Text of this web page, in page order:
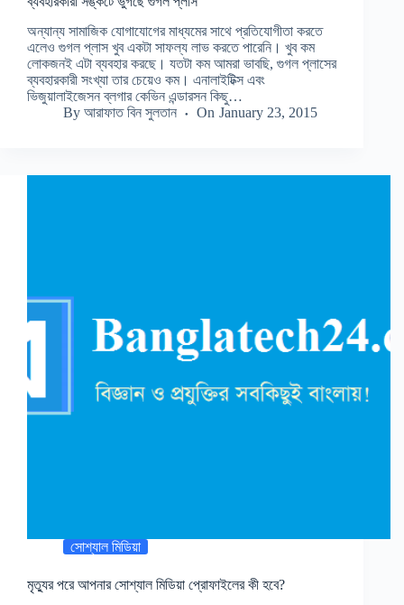
অন্যান্য সামাজিক যোগাযোগের মাধ্যমের সাথে প্রতিযোগীতা করতে
এলেও গুগল প্লাস খুব একটা সাফল্য লাভ করতে পারেনি। খুব কম
লোকজনই এটা ব্যবহার করছে। যতটা কম আমরা ভাবছি, গুগল প্লাসের
ব্যবহারকারী সংখ্যা তার চেয়েও কম। এনালাইটিক্স এবং
ভিজুয়ালাইজেসন ব্লগার কেভিন এন্ডারসন কিছু…
By আরাফাত বিন সুলতান On January 23, 2015
সোশ্যাল মিডিয়া
মৃত্যুর পরে আপনার সোশ্যাল মিডিয়া প্রোফাইলের কী হবে?